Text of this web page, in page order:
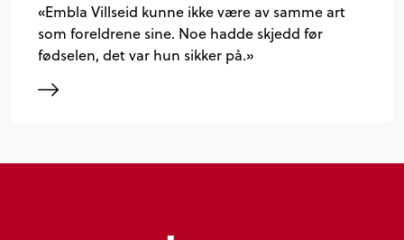
«Embla Villseid kunne ikke være av samme art
som foreldrene sine. Noe hadde skjedd før
fødselen, det var hun sikker på.»